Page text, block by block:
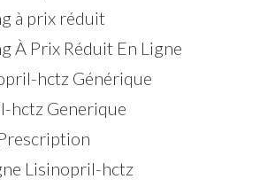
à prix réduit
À Prix Réduit En Ligne
hctz Générique
hctz Generique
Lisinopril-hctz